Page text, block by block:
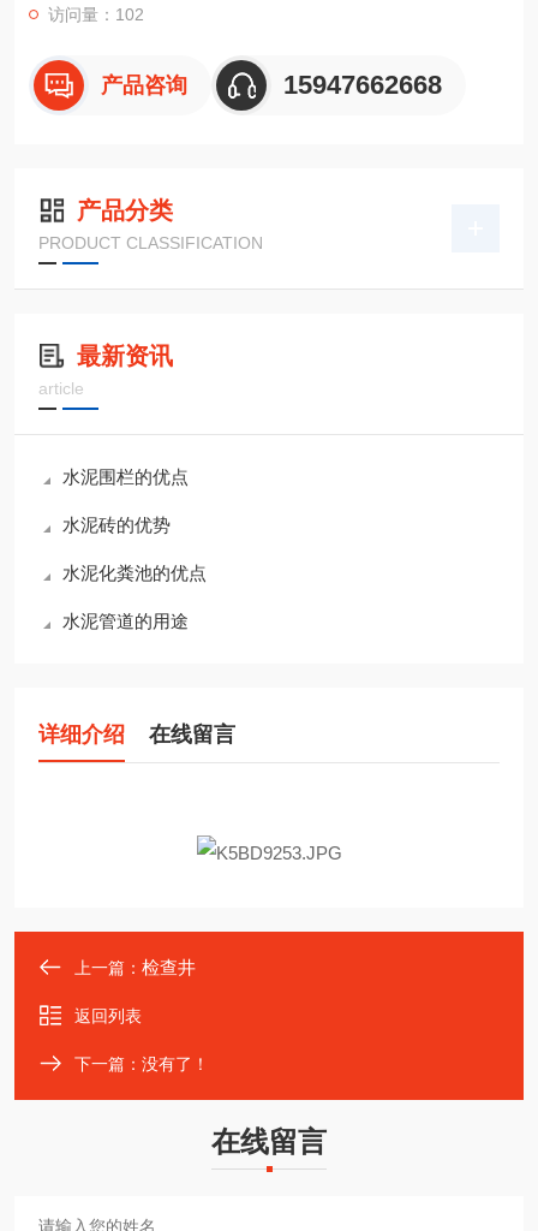
访问量：102
产品咨询 15947662668
产品分类
PRODUCT CLASSIFICATION
最新资讯
article
水泥围栏的优点
水泥砖的优势
水泥化粪池的优点
水泥管道的用途
详细介绍 在线留言
上一篇： 检查井
返回列表
下一篇：没有了！
在线留言